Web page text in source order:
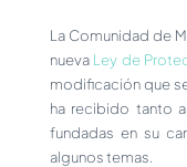
La Comunidad de
nueva Ley de
modificación que
ha recibido tanto
fundadas en su
algunos temas.